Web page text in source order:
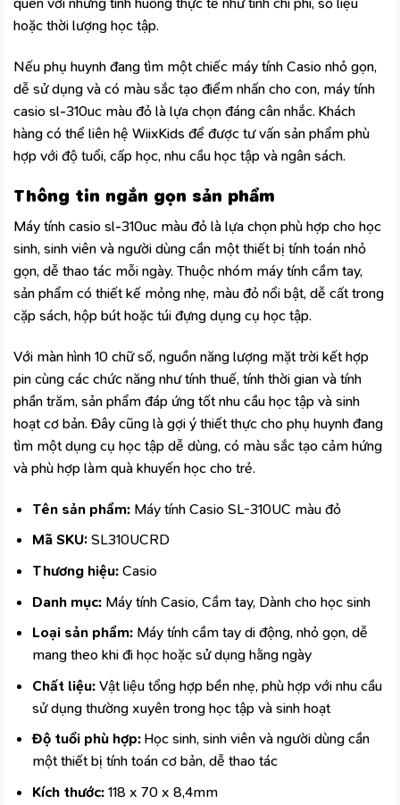
hoặc thời lượng học tập.
Nếu phụ huynh đang tìm một chiếc máy tính Casio nhỏ gọn,
dễ sử dụng và có màu sắc tạo điểm nhấn cho con, máy tính
casio sl-310uc màu đỏ là lựa chọn đáng cân nhắc. Khách
hàng có thể liên hệ WiixKids để được tư vấn sản phẩm phù
hợp với độ tuổi, cấp học, nhu cầu học tập và ngân sách.
Thông tin ngắn gọn sản phẩm
Máy tính casio sl-310uc màu đỏ là lựa chọn phù hợp cho học
sinh, sinh viên và người dùng cần một thiết bị tính toán nhỏ
gọn, dễ thao tác mỗi ngày. Thuộc nhóm máy tính cầm tay,
sản phẩm có thiết kế mỏng nhẹ, màu đỏ nổi bật, dễ cất trong
cặp sách, hộp bút hoặc túi đựng dụng cụ học tập.
Với màn hình 10 chữ số, nguồn năng lượng mặt trời kết hợp
pin cùng các chức năng như tính thuế, tính thời gian và tính
phần trăm, sản phẩm đáp ứng tốt nhu cầu học tập và sinh
hoạt cơ bản. Đây cũng là gợi ý thiết thực cho phụ huynh đang
tìm một dụng cụ học tập dễ dùng, có màu sắc tạo cảm hứng
và phù hợp làm quà khuyến học cho trẻ.
Tên sản phẩm:Máy tính Casio SL-310UC màu đỏ
Mã SKU:SL310UCRD
Thương hiệu:Casio
Danh mục:Máy tính Casio, Cầm tay, Dành cho học sinh
Loại sản phẩm:Máy tính cầm tay di động, nhỏ gọn, dễ
mang theo khi đi học hoặc sử dụng hằng ngày
Chất liệu:Vật liệu tổng hợp bền nhẹ, phù hợp với nhu cầu
sử dụng thường xuyên trong học tập và sinh hoạt
Độ tuổi phù hợp:Học sinh, sinh viên và người dùng cần
một thiết bị tính toán cơ bản, dễ thao tác
Kích thước:118 x 70 x 8,4mm